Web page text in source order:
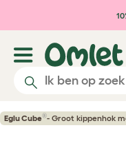
Ga naar de
Eglu Cube®- Groot kippenhok